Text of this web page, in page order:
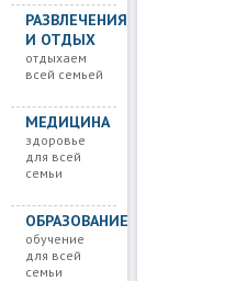
РАЗВЛЕЧЕНИЯ
И ОТДЫХ
отдыхаем
всей семьей
МЕДИЦИНА
здоровье
для всей
семьи
ОБРАЗОВАНИЕ
обучение
для всей
семьи